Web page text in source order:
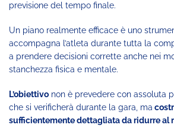
previsione del tempo finale.
Un piano realmente efficace è uno
accompagna l’atleta durante tutta la
a prendere decisioni corrette anche nei
stanchezza fisica e mentale.
L’obiettivo non è prevedere con assoluta
che si verificherà durante la gara, ma
sufficientemente dettagliata da ridurre al